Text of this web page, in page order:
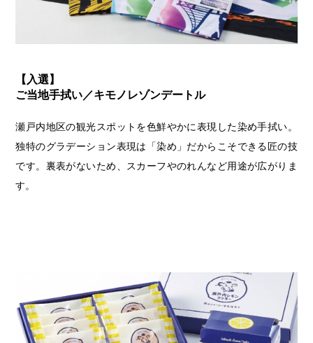
【入選】
ご当地手拭い／キモノレゾンデートル
瀬戸内地区の観光スポットを色鮮やかに表現した染め手拭い。
独特のグラデーション表現は「染め」だからこそできる匠の技
です。裏表がないため、スカーフやのれんなど用途が広がりま
す。